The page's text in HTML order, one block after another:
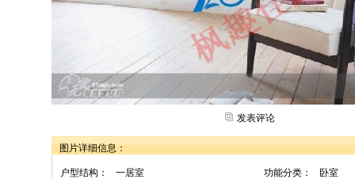
发表评论
图片详细信息：
户型结构： 一居室 功能分类：
卧室